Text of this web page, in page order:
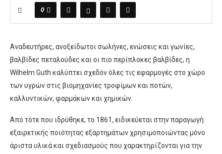
0
Aναδευτήρες, ανοξείδωτοι σωλήνες, ενώσεις και γωνίες,
βαλβίδες πεταλούδες και οι πιο περίπλοκες βαλβίδες, η
Wilhelm Guth καλύπτει σχεδόν όλες τις εφαρμογές στο χώρο
των υγρών στις βιομηχανίες τροφίμων και ποτών,
καλλυντικών, φαρμάκων και χημικών.
Από τότε που ιδρύθηκε, το 1861, ειδικεύεται στην παραγωγή
εξαιρετικής ποιότητας εξαρτημάτων χρησιμοποιώντας μόνο
άριστα υλικά και σχεδιασμούς που χαρακτηρίζονται για την